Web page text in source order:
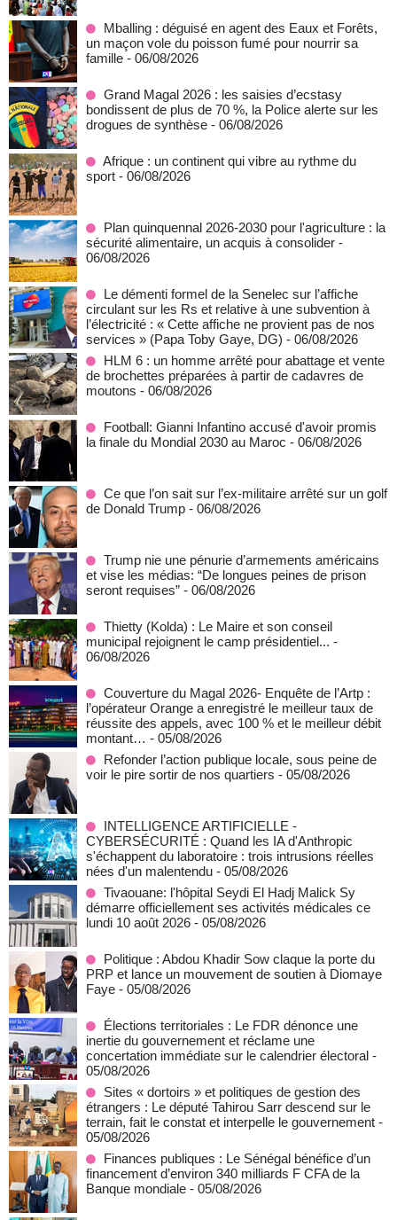
Mballing : déguisé en agent des Eaux et Forêts,
un maçon vole du poisson fumé pour nourrir sa
famille - 06/08/2026
Grand Magal 2026 : les saisies d’ecstasy
bondissent de plus de 70 %, la Police alerte sur les
drogues de synthèse - 06/08/2026
Afrique : un continent qui vibre au rythme du
sport - 06/08/2026
Plan quinquennal 2026-2030 pour l'agriculture : la
sécurité alimentaire, un acquis à consolider -
06/08/2026
Le démenti formel de la Senelec sur l’affiche
circulant sur les Rs et relative à une subvention à
l’électricité : « Cette affiche ne provient pas de nos
services » (Papa Toby Gaye, DG) - 06/08/2026
HLM 6 : un homme arrêté pour abattage et vente
de brochettes préparées à partir de cadavres de
moutons - 06/08/2026
Football: Gianni Infantino accusé d'avoir promis
la finale du Mondial 2030 au Maroc - 06/08/2026
Ce que l’on sait sur l’ex-militaire arrêté sur un golf
de Donald Trump - 06/08/2026
Trump nie une pénurie d’armements américains
et vise les médias: “De longues peines de prison
seront requises” - 06/08/2026
‎Thietty (Kolda) : Le Maire et son conseil
municipal rejoignent le camp présidentiel... -
06/08/2026
Couverture du Magal 2026- Enquête de l’Artp :
l’opérateur Orange a enregistré le meilleur taux de
réussite des appels, avec 100 % et le meilleur débit
montant… - 05/08/2026
Refonder l’action publique locale, sous peine de
voir le pire sortir de nos quartiers - 05/08/2026
INTELLIGENCE ARTIFICIELLE -
CYBERSÉCURITÉ : Quand les IA d'Anthropic
s'échappent du laboratoire : trois intrusions réelles
nées d'un malentendu - 05/08/2026
Tivaouane: l'hôpital Seydi El Hadj Malick Sy
démarre officiellement ses activités médicales ce
lundi 10 août 2026 - 05/08/2026
Politique : Abdou Khadir Sow claque la porte du
PRP et lance un mouvement de soutien à Diomaye
Faye - 05/08/2026
Élections territoriales : Le FDR dénonce une
inertie du gouvernement et réclame une
concertation immédiate sur le calendrier électoral -
05/08/2026
Sites « dortoirs » et politiques de gestion des
étrangers : Le député Tahirou Sarr descend sur le
terrain, fait le constat et interpelle le gouvernement -
05/08/2026
Finances publiques : Le Sénégal bénéfice d’un
financement d’environ 340 milliards F CFA de la
Banque mondiale - 05/08/2026